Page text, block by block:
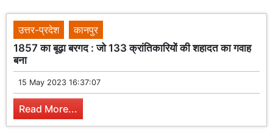
उत्तर-प्रदेश
कानपुर
1857 का बूढ़ा बरगद : जो 133 क्रांतिकारियों की शहादत का गवाह
बना
15 May 2023 16:37:07
Read More...